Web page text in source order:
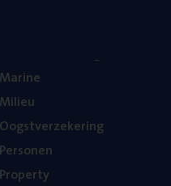
Mari­ne
Mili­eu
Oogst­ver­ze­ke­ring
Per­so­nen
Pro­per­ty